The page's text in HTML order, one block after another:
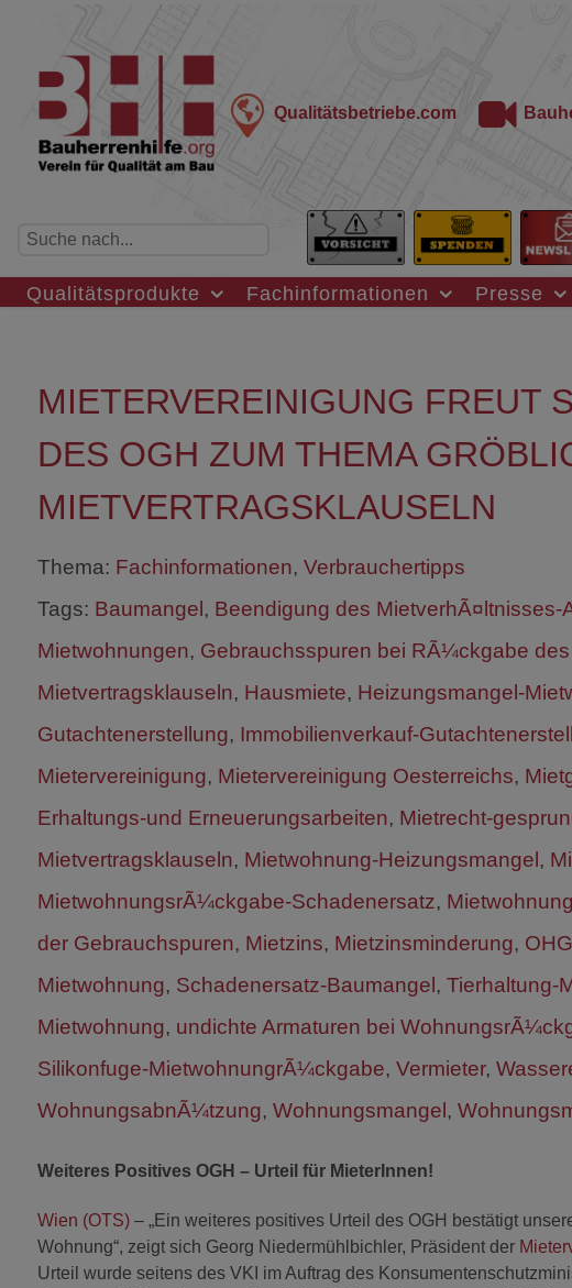
Qualitätsbetriebe.com
Qualitätsprodukte Fachinformationen Presse
MIETERVEREINIGUNG FREUT
DES OGH ZUM THEMA
MIETVERTRAGSKLAUSELN
Thema: Fachinformationen, Verbrauchertipps
Tags: Baumangel, Beendigung des
Mietwohnungen, Gebrauchsspuren bei RÃ¼ckgabe
Mietvertragsklauseln, Hausmiete, Heizungsmangel-
Gutachtenerstellung, Immobilienverkauf-
Mietervereinigung, Mietervereinigung Oesterreichs,
Erhaltungs-und Erneuerungsarbeiten, Mietrecht-
Mietvertragsklauseln, Mietwohnung-Heizungsmangel,
MietwohnungsrÃ¼ckgabe-Schadenersatz,
der Gebrauchspuren, Mietzins, Mietzinsminderung, OHG
Mietwohnung, Schadenersatz-Baumangel, Tierhaltung-
Mietwohnung, undichte Armaturen bei
Silikonfuge-MietwohnungrÃ¼ckgabe, Vermieter,
WohnungsabnÃ¼tzung, Wohnungsmangel,
Weiteres Positives OGH – Urteil für MieterInnen!
Wien (OTS) – „Ein weiteres positives Urteil des OGH bestätigt
Wohnung“, zeigt sich Georg Niedermühlbichler, Präsident der
Urteil wurde seitens des VKI im Auftrag des